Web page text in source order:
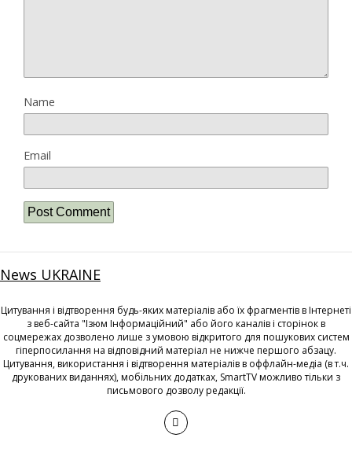
Name
Email
News UKRAINE
Цитування і відтворення будь-яких матеріалів або їх фрагментів в Інтернеті
з веб-сайта "Ізюм Інформаційний" або його каналів і сторінок в
соцмережах дозволено лише з умовою відкритого для пошукових систем
гіперпосилання на відповідний матеріал не нижче першого абзацу.
Цитування, використання і відтворення матеріалів в оффлайн-медіа (в т.ч.
друкованих виданнях), мобільних додатках, SmartTV можливо тільки з
письмового дозволу редакції.